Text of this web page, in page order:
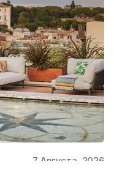
7 Августа, 2026